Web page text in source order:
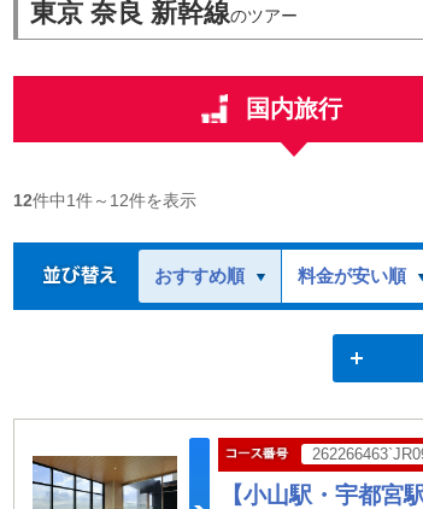
東京 奈良 新幹線のツアー
国内旅行
12件中1件～ 12件を表示
おすすめ順 料金が安い順
【小山駅・宇都宮